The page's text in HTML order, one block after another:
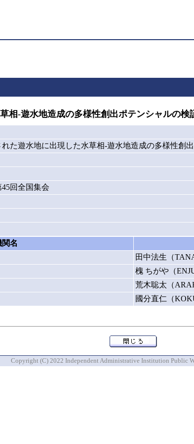
-遊水地造成の多様性創出ポテンシャルの検
た遊水地に出現した水草相-遊水地造成の多様性創
回全国集会
名
田中法生（
槐 ちがや（
荒木聡太（
國分直仁（
Copyright (C) 2022 Independent Administrative Institution Public